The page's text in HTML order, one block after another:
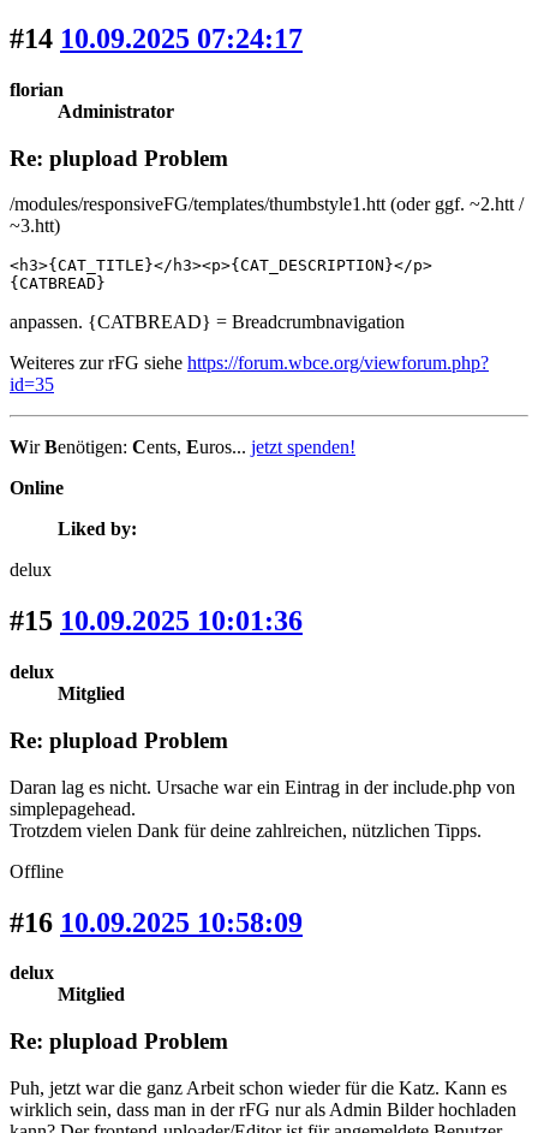
#14 10.09.2025 07:24:17
florian
Administrator
Re: plupload Problem
/modules/responsiveFG/templates/thumbstyle1.htt (oder ggf. ~2.htt /
~3.htt)
<h3>{CAT_TITLE}</h3><p>{CAT_DESCRIPTION}</p>
{CATBREAD}
anpassen. {CATBREAD} = Breadcrumbnavigation
Weiteres zur rFG siehe https://forum.wbce.org/viewforum.php?
id=35
WirBenötigen: Cents, Euros... jetzt spenden!
Online
Liked by:
delux
#15 10.09.2025 10:01:36
delux
Mitglied
Re: plupload Problem
Daran lag es nicht. Ursache war ein Eintrag in der include.php von
simplepagehead.
Trotzdem vielen Dank für deine zahlreichen, nützlichen Tipps.
Offline
#16 10.09.2025 10:58:09
delux
Mitglied
Re: plupload Problem
Puh, jetzt war die ganz Arbeit schon wieder für die Katz. Kann es
wirklich sein, dass man in der rFG nur als Admin Bilder hochladen